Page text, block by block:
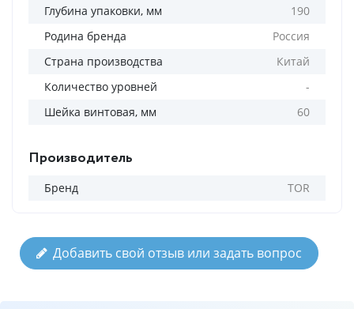
Глубина упаковки, мм
190
Родина бренда
Россия
Страна производства
Китай
Количество уровней
-
Шейка винтовая, мм
60
Производитель
Бренд TOR
Добавить свой отзыв или задать вопрос